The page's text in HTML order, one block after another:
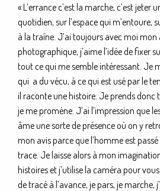
« L’errance c’est la marche, c’est jeter
quotidien, sur l’espace qui m’entoure,
à la traîne. J’ai toujours avec moi mon
photographique, j’aime l’idée de fixer
tout ce qui me semble intéressant. Je
qui a du vécu, à ce qui est usé par le
il raconte une histoire. Je prends
je me promène. J’ai l’impression que
âme une sorte de présence où on y
mon avis parce que l’homme est
trace. Je laisse alors à mon
histoires et j’utilise la caméra pour
de tracé à l’avance, je pars, je marche,